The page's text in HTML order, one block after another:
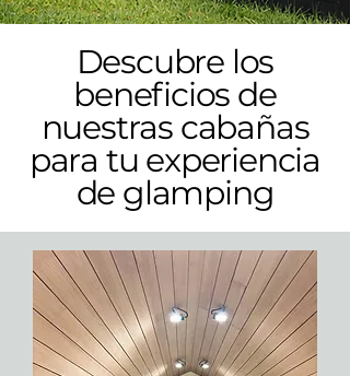
Descubre los
beneficios de
nuestras cabañas
para tu experiencia
de glamping